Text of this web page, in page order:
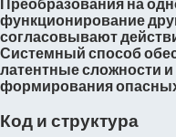
функционирование
согласовывают
Системный способ
латентные сложности
формирования
Код и структура